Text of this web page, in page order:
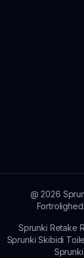
@ 2026
Sprunki Retake
Sprunki Skibidi